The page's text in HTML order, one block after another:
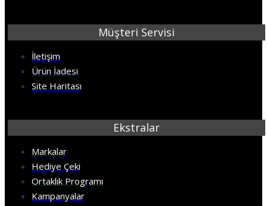
Müşteri Servisi
İletişim
Ürün İadesi
Site Haritası
Ekstralar
Markalar
Hediye Çeki
Ortaklık Programı
Kampanyalar